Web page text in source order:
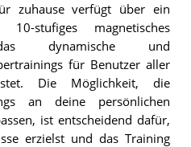
zuhause verfügt über ein
10-stufiges magnetisches
das dynamische und
für Benutzer aller
Die Möglichkeit, die
an deine persönlichen
ist entscheidend dafür,
erzielst und das Training